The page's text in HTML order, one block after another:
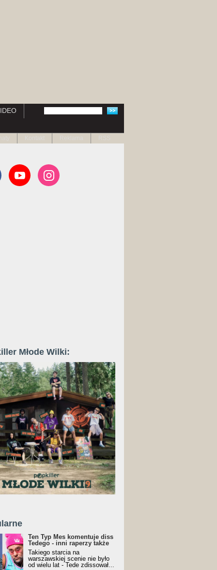
Kontakt Reklama RSS
Młode Wilki:
Ten Typ Mes komentuje diss
Tedego - inni raperzy także
Takiego starcia na
warszawskiej scenie nie było
od wielu lat - Tede zdissował...